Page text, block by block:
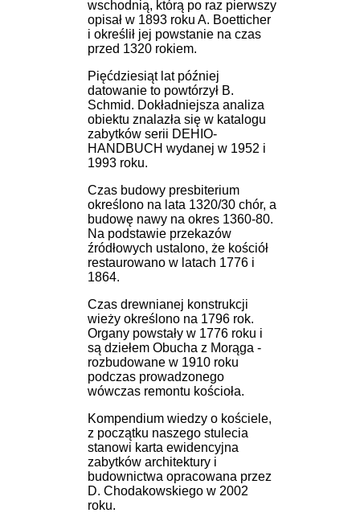
wschodnią, którą po raz pierwszy
opisał w 1893 roku A. Boetticher
i określił jej powstanie na czas
przed 1320 rokiem.
Pięćdziesiąt lat później
datowanie to powtórzył B.
Schmid. Dokładniejsza analiza
obiektu znalazła się w katalogu
zabytków serii DEHIO-
HANDBUCH wydanej w 1952 i
1993 roku.
Czas budowy presbiterium
określono na lata 1320/30 chór, a
budowę nawy na okres 1360-80.
Na podstawie przekazów
źródłowych ustalono, że kościół
restaurowano w latach 1776 i
1864.
Czas drewnianej konstrukcji
wieży określono na 1796 rok.
Organy powstały w 1776 roku i
są dziełem Obucha z Morąga -
rozbudowane w 1910 roku
podczas prowadzonego
wówczas remontu kościoła.
Kompendium wiedzy o kościele,
z początku naszego stulecia
stanowi karta ewidencyjna
zabytków architektury i
budownictwa opracowana przez
D. Chodakowskiego w 2002
roku.